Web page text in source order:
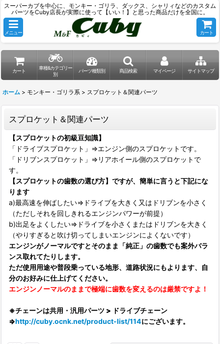
スーパーカブを中心に、モンキー・ゴリラ、ダックス、シャリィなどのカスタム
パーツをCuby店長が実際に使って【いい！】と思った商品だけを全国に。
メニュー カート
カート
車種&カテゴリー
別
パーツ種類別 商品検索 マイページ サイトマップ
ホーム > モンキー・ゴリラ系 > スプロケット＆関連パーツ
スプロケット＆関連パーツ
【スプロケットの初級豆知識】
「ドライブスプロケット」⇒エンジン側のスプロケットです。
「ドリブンスプロケット」⇒リアホイール側のスプロケットで
す。
【スプロケットの歯数の選び方】ですが、簡単に言うと下記にな
ります
a)最高速を伸ばしたい⇒ドライブを大きく又はドリブンを小さく
（ただしそれを回しきれるエンジンパワーが前提）
b)出足をよくしたい⇒ドライブを小さくまたはドリブンを大きく
（やりすぎると吹け切ってしまいエンジンによくないです）
エンジンがノーマルですとそのまま「純正」の歯数でも案外バラ
ンス取れてたりします。
ただ使用用途や普段乗っている地形、道路状況にもよります、自
分のお好みに仕上げてください。
エンジンノーマルのままで極端に歯数を変えるのは厳禁ですよ！
※チェーンは共用・汎用パーツ > ドライブチェーン
⇒http://cuby.ocnk.net/product-list/114にございます。